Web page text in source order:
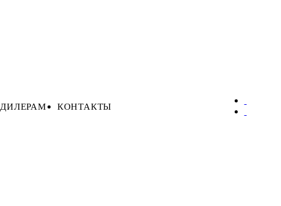
ДИЛЕРАМ КОНТАКТЫ